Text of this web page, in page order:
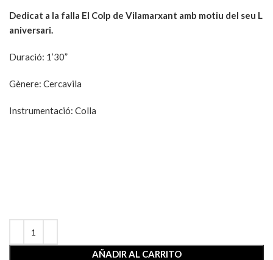
Dedicat a la falla El Colp de Vilamarxant amb motiu del seu L
aniversari.
Duració: 1’30”
Gènere: Cercavila
Instrumentació: Colla
AÑADIR AL CARRITO